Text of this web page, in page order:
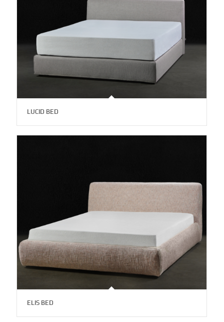
LUCID BED
ELIS BED